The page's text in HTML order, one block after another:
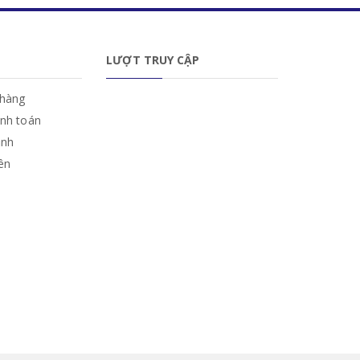
toán
LƯỢT TRUY CẬP